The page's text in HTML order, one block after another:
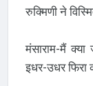
रुक्मिणी ने
मंसाराम-मैं
इधर-उधर फिरा